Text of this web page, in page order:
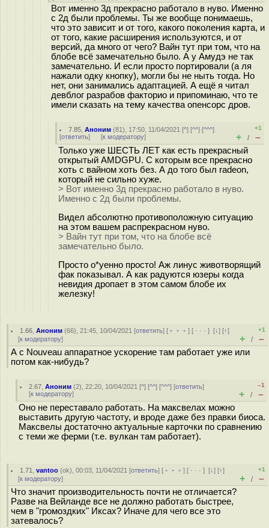
Вот именно 3д прекрасно работало в нуво. Именно
с 2д были проблемы. Ты же вообще понимаешь,
что это зависит и от того, какого поколения карта, и
от того, какие расширения используются, и от
версий, да много от чего? Вайн тут при том, что на
блобе всё замечательно было. А у Амудэ не так
замечательно. И если просто портировали (а ля
нажали одку кнопку), могли бы не ныть тогда. Но
нет, они занимались адаптацией. А ещё я читал
девблог разрабов факторио и припоминаю, что те
имели сказать на тему качества опенсорс дров.
7.85 ,Аноним (81), 17:50, 11/04/2021 [^] [^^] [^^^]
[ответить] [к модератору]
+1
+ / –
Только уже ШЕСТЬ ЛЕТ как есть прекрасный
открытый AMDGPU. С которым все прекрасно
хоть с вайном хоть без. А до того был radeon,
который не сильно хуже.
> Вот именно 3д прекрасно работало в нуво.
Именно с 2д были проблемы.
Видел абсолютно противоположную ситуацию
на этом вашем распрекрасном нуво.
> Вайн тут при том, что на блобе всё
замечательно было.
Просто о*уенно просто! Аж линус животворящий
фак показывал. А как радуются юзеры когда
невидия дропает в этом самом блобе их
железку!
1.66 ,Аноним (66), 21:45, 10/04/2021 [ответить] [ ﹢﹢﹢] [ · · ·][↓] [↑]
[к модератору]
+1
+ / –
А с Nouveau аппаратное ускорение там работает уже или
потом как-нибудь?
2.67 ,Аноним (2), 22:20, 10/04/2021 [^] [^^] [^^^] [ответить]
[к модератору]
–1
+ / –
Оно не переставало работать. На максвелах можно
выставить другую частоту, и вроде даже без правки биоса.
Максвелы достаточно актуальные карточки по сравнению
с теми же ферми (т.е. вулкан там работает).
1.71 ,vantoo (ok), 00:03, 11/04/2021 [ответить] [ ﹢﹢﹢] [ · · ·][↓] [↑]
[к модератору]
+1
+ / –
Что значит производительность почти не отличается?
Разве на Вейланде все не должно работать быстрее,
чем в "громоздких" Иксах? Иначе для чего все это
затевалось?